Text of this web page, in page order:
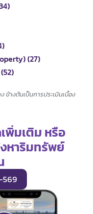
(27)
ข้างต้นเป็นการประเมินเบื้อง
พิ่มเติม หรือ
หาริมทรัพย์
569